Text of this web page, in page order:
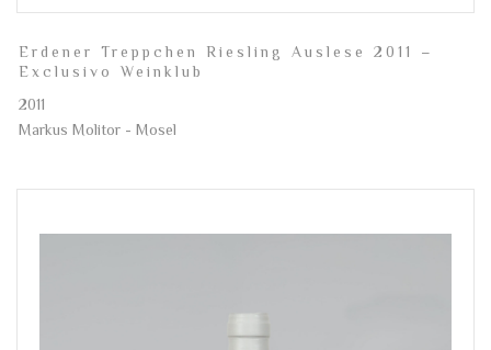
Erdener Treppchen Riesling Auslese 2011 –
Exclusivo Weinklub
2011
Markus Molitor - Mosel